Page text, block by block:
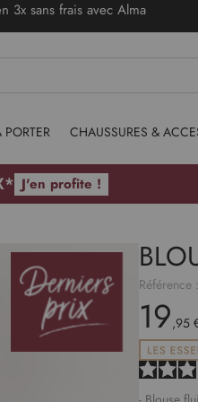
- Stocks limités
PORTER CHAUSSURES &
J'en profite !
Référence :
19,95